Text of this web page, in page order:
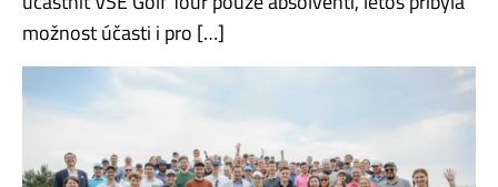
možnost účasti i pro […]